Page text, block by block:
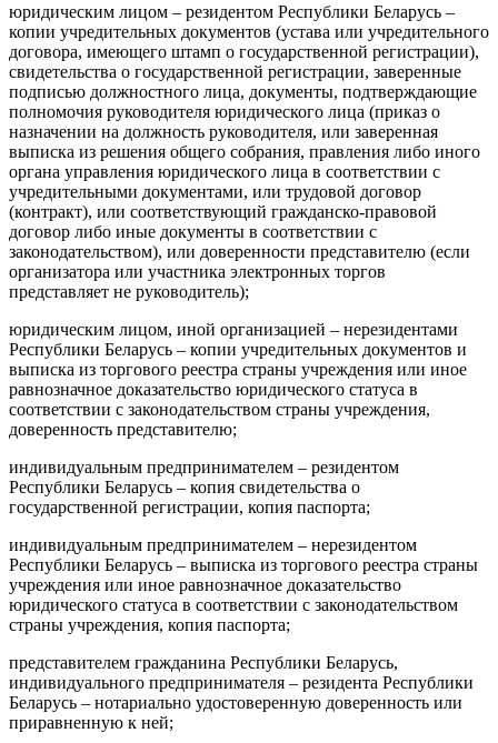
юридическим лицом – резидентом Республики Беларусь –
копии учредительных документов (устава или учредительного
договора, имеющего штамп о государственной регистрации),
свидетельства о государственной регистрации, заверенные
подписью должностного лица, документы, подтверждающие
полномочия руководителя юридического лица (приказ о
назначении на должность руководителя, или заверенная
выписка из решения общего собрания, правления либо иного
органа управления юридического лица в соответствии с
учредительными документами, или трудовой договор
(контракт), или соответствующий гражданско-правовой
договор либо иные документы в соответствии с
законодательством), или доверенности представителю (если
организатора или участника электронных торгов
представляет не руководитель);
юридическим лицом, иной организацией – нерезидентами
Республики Беларусь – копии учредительных документов и
выписка из торгового реестра страны учреждения или иное
равнозначное доказательство юридического статуса в
соответствии с законодательством страны учреждения,
доверенность представителю;
индивидуальным предпринимателем – резидентом
Республики Беларусь – копия свидетельства о
государственной регистрации, копия паспорта;
индивидуальным предпринимателем – нерезидентом
Республики Беларусь – выписка из торгового реестра страны
учреждения или иное равнозначное доказательство
юридического статуса в соответствии с законодательством
страны учреждения, копия паспорта;
представителем гражданина Республики Беларусь,
индивидуального предпринимателя – резидента Республики
Беларусь – нотариально удостоверенную доверенность или
приравненную к ней;